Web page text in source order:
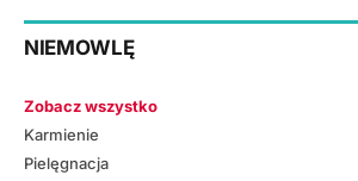
NIEMOWLĘ
Zobacz wszystko
Karmienie
Pielęgnacja